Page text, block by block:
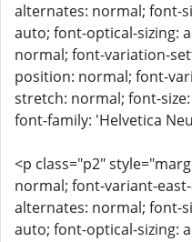
alternates: normal; font-
auto; font-optical-sizing:
normal; font-variation-
position: normal; font-
stretch: normal; font-
font-family: 'Helvetica
<p class="p2"
normal; font-variant-
alternates: normal; font-
auto; font-optical-sizing: